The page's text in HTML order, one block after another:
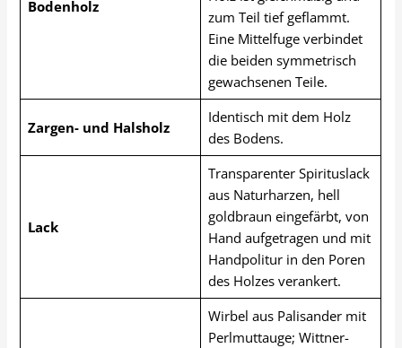
Bodenholz
zum Teil tief geflammt.
Eine Mittelfuge verbindet
die beiden symmetrisch
gewachsenen Teile.
Zargen- und Halsholz
Identisch mit dem Holz
des Bodens.
Lack
Transparenter Spirituslack
aus Naturharzen, hell
goldbraun eingefärbt, von
Hand aufgetragen und mit
Handpolitur in den Poren
des Holzes verankert.
Wirbel aus Palisander mit
Perlmuttauge; Wittner-